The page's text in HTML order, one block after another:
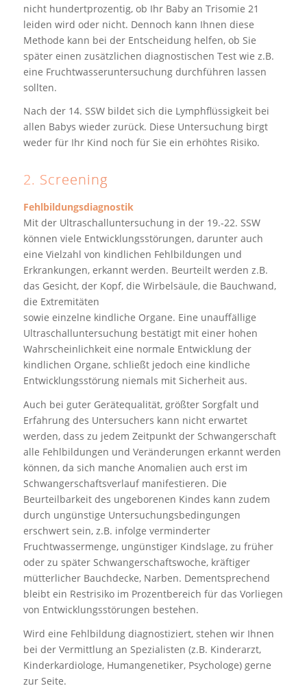
nicht hundertprozentig, ob Ihr Baby an Trisomie 21
leiden wird oder nicht. Dennoch kann Ihnen diese
Methode kann bei der Entscheidung helfen, ob Sie
später einen zusätzlichen diagnostischen Test wie z.B.
eine Fruchtwasseruntersuchung durchführen lassen
sollten.
Nach der 14. SSW bildet sich die Lymphflüssigkeit bei
allen Babys wieder zurück. Diese Untersuchung birgt
weder für Ihr Kind noch für Sie ein erhöhtes Risiko.
2. Screening
Fehlbildungsdiagnostik
Mit der Ultraschalluntersuchung in der 19.-22. SSW
können viele Entwicklungsstörungen, darunter auch
eine Vielzahl von kindlichen Fehlbildungen und
Erkrankungen, erkannt werden. Beurteilt werden z.B.
das Gesicht, der Kopf, die Wirbelsäule, die Bauchwand,
die Extremitäten
sowie einzelne kindliche Organe. Eine unauffällige
Ultraschalluntersuchung bestätigt mit einer hohen
Wahrscheinlichkeit eine normale Entwicklung der
kindlichen Organe, schließt jedoch eine kindliche
Entwicklungsstörung niemals mit Sicherheit aus.
Auch bei guter Gerätequalität, größter Sorgfalt und
Erfahrung des Untersuchers kann nicht erwartet
werden, dass zu jedem Zeitpunkt der Schwangerschaft
alle Fehlbildungen und Veränderungen erkannt werden
können, da sich manche Anomalien auch erst im
Schwangerschaftsverlauf manifestieren. Die
Beurteilbarkeit des ungeborenen Kindes kann zudem
durch ungünstige Untersuchungsbedingungen
erschwert sein, z.B. infolge verminderter
Fruchtwassermenge, ungünstiger Kindslage, zu früher
oder zu später Schwangerschaftswoche, kräftiger
mütterlicher Bauchdecke, Narben. Dementsprechend
bleibt ein Restrisiko im Prozentbereich für das Vorliegen
von Entwicklungsstörungen bestehen.
Wird eine Fehlbildung diagnostiziert, stehen wir Ihnen
bei der Vermittlung an Spezialisten (z.B. Kinderarzt,
Kinderkardiologe, Humangenetiker, Psychologe) gerne
zur Seite.